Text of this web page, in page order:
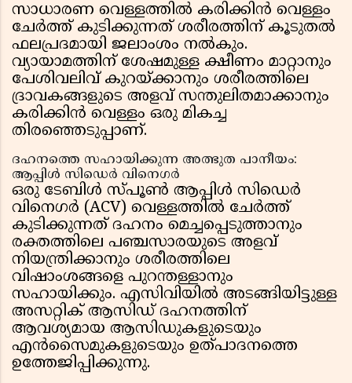
സാധാരണ വെള്ളത്തിൽ കരിക്കിൻ വെള്ളം
ചേർത്ത് കുടിക്കുന്നത് ശരീരത്തിന് കൂടുതൽ
ഫലപ്രദമായി ജലാംശം നൽകും.
വ്യായാമത്തിന് ശേഷമുള്ള ക്ഷീണം മാറ്റാനും
പേശിവലിവ് കുറയ്ക്കാനും ശരീരത്തിലെ
ദ്രാവകങ്ങളുടെ അളവ് സന്തുലിതമാക്കാനും
കരിക്കിൻ വെള്ളം ഒരു മികച്ച
തിരഞ്ഞെടുപ്പാണ്.
ദഹനത്തെ സഹായിക്കുന്ന അത്ഭുത പാനീയം:
ആപ്പിൾ സിഡെർ വിനെഗർ
ഒരു ടേബിൾ സ്പൂൺ ആപ്പിൾ സിഡെർ
വിനെഗർ (ACV) വെള്ളത്തിൽ ചേർത്ത്
കുടിക്കുന്നത് ദഹനം മെച്ചപ്പെടുത്താനും
രക്തത്തിലെ പഞ്ചസാരയുടെ അളവ്
നിയന്ത്രിക്കാനും ശരീരത്തിലെ
വിഷാംശങ്ങളെ പുറന്തള്ളാനും
സഹായിക്കും. എസിവിയിൽ അടങ്ങിയിട്ടുള്ള
അസറ്റിക് ആസിഡ് ദഹനത്തിന്
ആവശ്യമായ ആസിഡുകളുടെയും
എൻസൈമുകളുടെയും ഉത്പാദനത്തെ
ഉത്തേജിപ്പിക്കുന്നു.